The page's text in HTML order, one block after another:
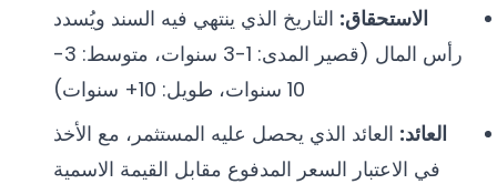
الاستحقاق: التاريخ الذي ينتهي فيه السند ويُسدد
رأس المال (قصير المدى: 1-3 سنوات، متوسط: 3-
10 سنوات، طويل: 10+ سنوات)
العائد: العائد الذي يحصل عليه المستثمر، مع الأخذ
في الاعتبار السعر المدفوع مقابل القيمة الاسمية